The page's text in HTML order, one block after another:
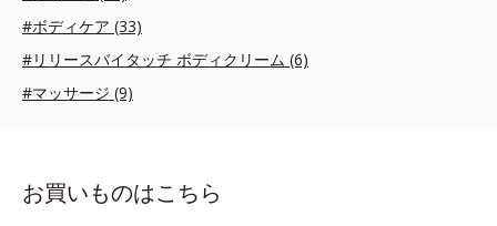
#ボディケア (33)
#リリースバイタッチ ボディクリーム (6)
#マッサージ (9)
お買いものはこちら